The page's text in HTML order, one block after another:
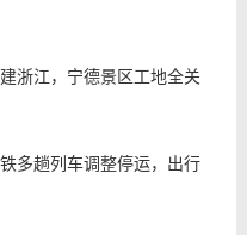
浙江，宁德景区工地全关
多趟列车调整停运，出行